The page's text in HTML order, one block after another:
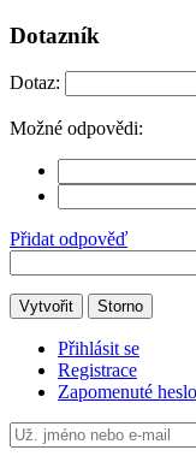
Dotazník
Dotaz:
Možné odpovědi:
Přidat odpověď
Vytvořit Storno
Přihlásit se
Registrace
Zapomenuté heslo